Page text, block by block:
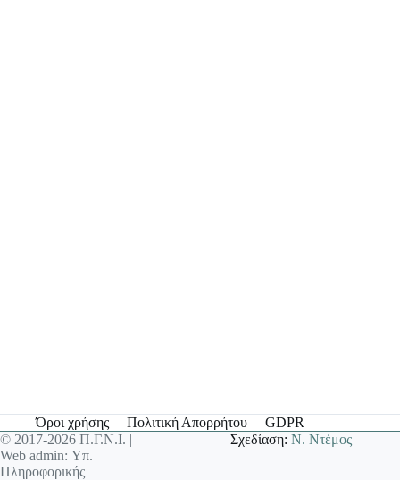
Όροι χρήσης Πολιτική Απορρήτου
GDPR
© 2017-2026 Π.Γ.Ν.Ι. |
Web admin: Υπ.
Πληροφορικής
Σχεδίαση:Ν. Ντέμος